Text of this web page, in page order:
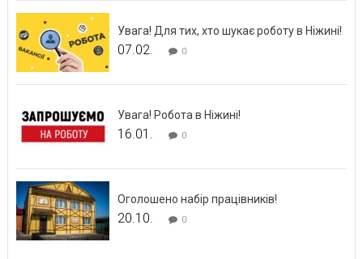
Увага! Для тих, хто шукає роботу в Ніжині!
07.02. 0
Увага! Робота в Ніжині!
16.01. 0
Оголошено набір працівників!
20.10. 0